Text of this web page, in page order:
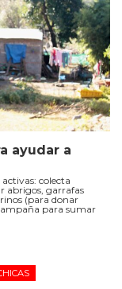
ayudar a
colecta
abrigos, garrafas
(para donar
para sumar